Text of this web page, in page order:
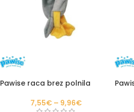
Pawise raca brez polnila
7,55€ – 9,96€